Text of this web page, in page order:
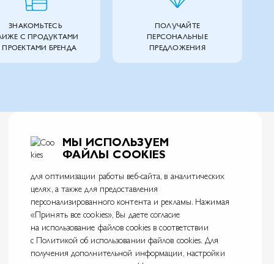
ЗНАКОМЬТЕСЬ
С ПРОДУКТАМИ
ПРОЕКТАМИ БРЕНДА
ПОЛУЧАЙТЕ
ПЕРСОНАЛЬНЫЕ
ПРЕДЛОЖЕНИЯ
125047, г. Москва, вн.тер.г. муниципальный округ Тверской, пл. Тверская Застава,
дом 4
ИНН 7726059896
На информационном ресурсе применяются рекомендательные технологии.
Правила применения рекомендательных технологий
МЫ ИСПОЛЬЗУЕМ
ФАЙЛЫ COOKIES
для оптимизации работы веб-сайта, в аналитических
целях, а также для предоставления
персонализированного контента и рекламы. Нажимая
«Принять все cookies», Вы даете согласие
на использование файлов cookies в соответствии
с Политикой об использовании файлов cookies. Для
получения дополнительной информации, настройки